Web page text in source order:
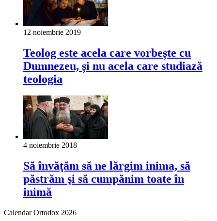
12 noiembrie 2019
Teolog este acela care vorbește cu
Dumnezeu, și nu acela care studiază
teologia
4 noiembrie 2018
Să învăţăm să ne lărgim inima, să
păstrăm şi să cumpănim toate în
inimă
Calendar Ortodox 2026